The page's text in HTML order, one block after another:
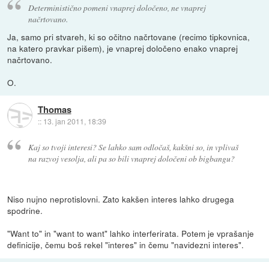
Deterministično pomeni vnaprej določeno, ne vnaprej
načrtovano.
Ja, samo pri stvareh, ki so očitno načrtovane (recimo tipkovnica,
na katero pravkar pišem), je vnaprej določeno enako vnaprej
načrtovano.
O.
Thomas
:: 13. jan 2011, 18:39
Kaj so tvoji interesi? Se lahko sam odločaš, kakšni so, in vplivaš
na razvoj vesolja, ali pa so bili vnaprej določeni ob bigbangu?
Niso nujno neprotislovni. Zato kakšen interes lahko drugega
spodrine.
"Want to" in "want to want" lahko interferirata. Potem je vprašanje
definicije, čemu boš rekel "interes" in čemu "navidezni interes".